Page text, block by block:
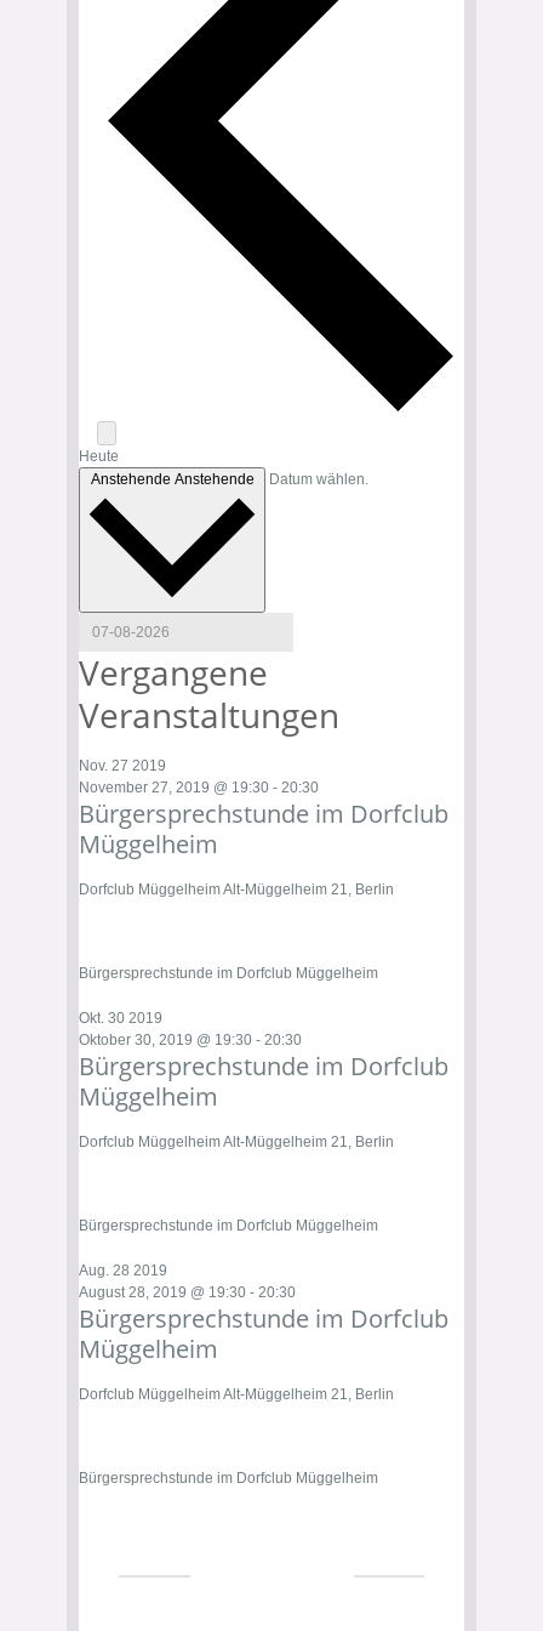
Heute
Anstehende Anstehende Datum wählen.
Vergangene
Veranstaltungen
Nov. 27 2019
November 27, 2019 @ 19:30 - 20:30
Bürgersprechstunde im Dorfclub
Müggelheim
Dorfclub MüggelheimAlt-Müggelheim 21, Berlin
Bürgersprechstunde im Dorfclub Müggelheim
Okt. 30 2019
Oktober 30, 2019 @ 19:30 - 20:30
Bürgersprechstunde im Dorfclub
Müggelheim
Dorfclub MüggelheimAlt-Müggelheim 21, Berlin
Bürgersprechstunde im Dorfclub Müggelheim
Aug. 28 2019
August 28, 2019 @ 19:30 - 20:30
Bürgersprechstunde im Dorfclub
Müggelheim
Dorfclub MüggelheimAlt-Müggelheim 21, Berlin
Bürgersprechstunde im Dorfclub Müggelheim